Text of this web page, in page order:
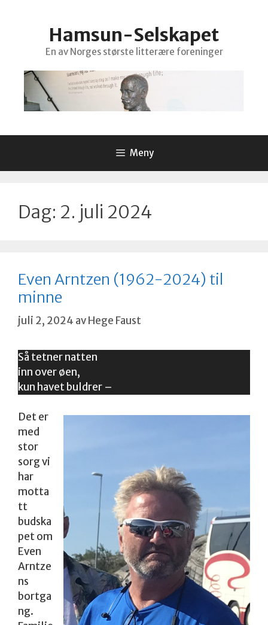
Hamsun-Selskapet
En av Norges største litterære foreninger
Meny
Dag: 2. juli 2024
Even Arntzen (1962-2024) til
minne
juli 2, 2024 avHege Faust
Så tetner natten
inn over øen,
kun havet buldrer –
Det er
med
stor
sorg vi
har
motta
tt
budska
pet om
Even
Arntze
ns
bortga
ng.